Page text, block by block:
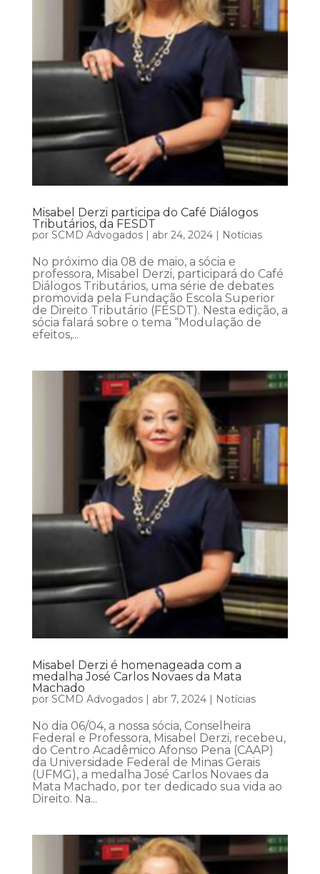
Misabel Derzi participa do Café Diálogos
Tributários, da FESDT
por SCMD Advogados| abr 24, 2024| Notícias
No próximo dia 08 de maio, a sócia e
professora, Misabel Derzi, participará do Café
Diálogos Tributários, uma série de debates
promovida pela Fundação Escola Superior
de Direito Tributário (FESDT). Nesta edição, a
sócia falará sobre o tema “Modulação de
efeitos,...
Misabel Derzi é homenageada com a
medalha José Carlos Novaes da Mata
Machado
por SCMD Advogados| abr 7, 2024| Notícias
No dia 06/04, a nossa sócia, Conselheira
Federal e Professora, Misabel Derzi, recebeu,
do Centro Acadêmico Afonso Pena (CAAP)
da Universidade Federal de Minas Gerais
(UFMG), a medalha José Carlos Novaes da
Mata Machado, por ter dedicado sua vida ao
Direito. Na...